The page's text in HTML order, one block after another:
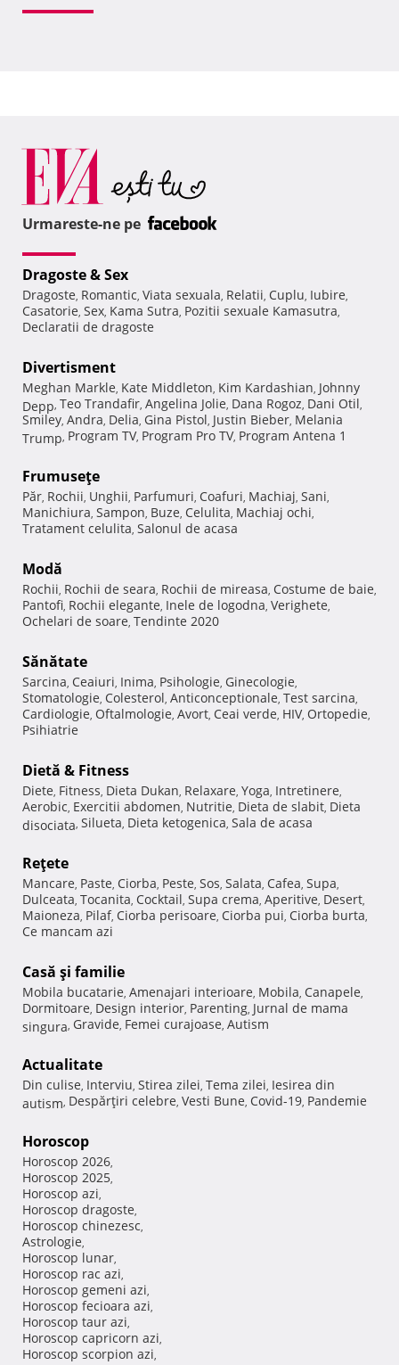
Urmareste-ne pe
Dragoste & Sex
Dragoste, Romantic, Viata sexuala, Relatii, Cuplu, Iubire,
Casatorie, Sex, Kama Sutra, Pozitii sexuale Kamasutra,
Declaratii de dragoste
Divertisment
Meghan Markle, Kate Middleton, Kim Kardashian, Johnny
Depp, Teo Trandafir, Angelina Jolie, Dana Rogoz, Dani Otil,
Smiley, Andra, Delia, Gina Pistol, Justin Bieber, Melania
Trump, Program TV, Program Pro TV, Program Antena 1
Frumuseţe
Păr, Rochii, Unghii, Parfumuri, Coafuri, Machiaj, Sani,
Manichiura, Sampon, Buze, Celulita, Machiaj ochi,
Tratament celulita, Salonul de acasa
Modă
Rochii, Rochii de seara, Rochii de mireasa, Costume de baie,
Pantofi, Rochii elegante, Inele de logodna, Verighete,
Ochelari de soare, Tendinte 2020
Sănătate
Sarcina, Ceaiuri, Inima, Psihologie, Ginecologie,
Stomatologie, Colesterol, Anticonceptionale, Test sarcina,
Cardiologie, Oftalmologie, Avort, Ceai verde, HIV, Ortopedie,
Psihiatrie
Dietă & Fitness
Diete, Fitness, Dieta Dukan, Relaxare, Yoga, Intretinere,
Aerobic, Exercitii abdomen, Nutritie, Dieta de slabit, Dieta
disociata, Silueta, Dieta ketogenica, Sala de acasa
Reţete
Mancare, Paste, Ciorba, Peste, Sos, Salata, Cafea, Supa,
Dulceata, Tocanita, Cocktail, Supa crema, Aperitive, Desert,
Maioneza, Pilaf, Ciorba perisoare, Ciorba pui, Ciorba burta,
Ce mancam azi
Casă şi familie
Mobila bucatarie, Amenajari interioare, Mobila, Canapele,
Dormitoare, Design interior, Parenting, Jurnal de mama
singura, Gravide, Femei curajoase, Autism
Actualitate
Din culise, Interviu, Stirea zilei, Tema zilei, Iesirea din
autism, Despărţiri celebre, Vesti Bune, Covid-19, Pandemie
Horoscop
Horoscop 2026,
Horoscop 2025,
Horoscop azi,
Horoscop dragoste,
Horoscop chinezesc,
Astrologie,
Horoscop lunar,
Horoscop rac azi,
Horoscop gemeni azi,
Horoscop fecioara azi,
Horoscop taur azi,
Horoscop capricorn azi,
Horoscop scorpion azi,